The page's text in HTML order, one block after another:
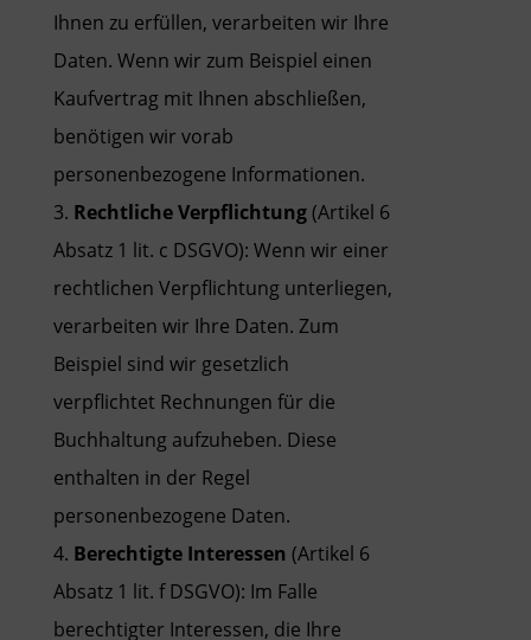
Ihnen zu erfüllen, verarbeiten wir Ihre
Daten. Wenn wir zum Beispiel einen
Kaufvertrag mit Ihnen abschließen,
benötigen wir vorab
personenbezogene Informationen.
Rechtliche Verpflichtung(Artikel 6
Absatz 1 lit. c DSGVO): Wenn wir einer
rechtlichen Verpflichtung unterliegen,
verarbeiten wir Ihre Daten. Zum
Beispiel sind wir gesetzlich
verpflichtet Rechnungen für die
Buchhaltung aufzuheben. Diese
enthalten in der Regel
personenbezogene Daten.
Berechtigte Interessen (Artikel 6
Absatz 1 lit. f DSGVO): Im Falle
berechtigter Interessen, die Ihre